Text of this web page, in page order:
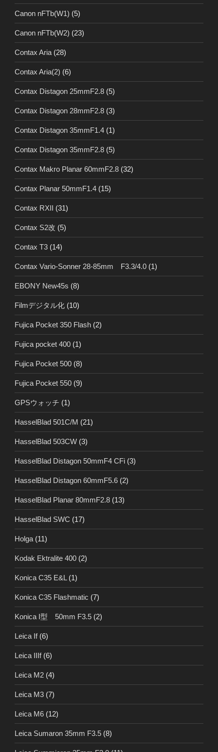
Canon nFTb(W1) (5)
Canon nFTb(W2) (23)
Contax Aria (28)
Contax Aria(2) (6)
Contax Distagon 25mmF2.8 (5)
Contax Distagon 28mmF2.8 (3)
Contax Distagon 35mmF1.4 (1)
Contax Distagon 35mmF2.8 (5)
Contax Makro Planar 60mmF2.8 (32)
Contax Planar 50mmF1.4 (15)
Contax RXII (31)
Contax S2改 (5)
Contax T3 (14)
Contax Vario-Sonner 28-85mm F3.3/4.0 (1)
EBONY New45s (8)
Filmデジタル化 (10)
Fujica Pocket 350 Flash (2)
Fujica pocket 400 (1)
Fujica Pocket 500 (8)
Fujica Pocket 550 (9)
GPSウォッチ (1)
HasselBlad 501C/M (21)
HasselBlad 503CW (3)
HasselBlad Distagon 50mmF4 CFi (3)
HasselBlad Distagon 60mmF5.6 (2)
HasselBlad Planar 80mmF2.8 (13)
HasselBlad SWC (17)
Holga (11)
Kodak Ektralite 400 (2)
Konica C35 E&L (1)
Konica C35 Flashmatic (7)
Konica I型 50mm F3.5 (2)
Leica If(6)
Leica IIIf(6)
Leica M2 (4)
Leica M3 (7)
Leica M6 (12)
Leica Sumaron 35mm F3.5 (8)